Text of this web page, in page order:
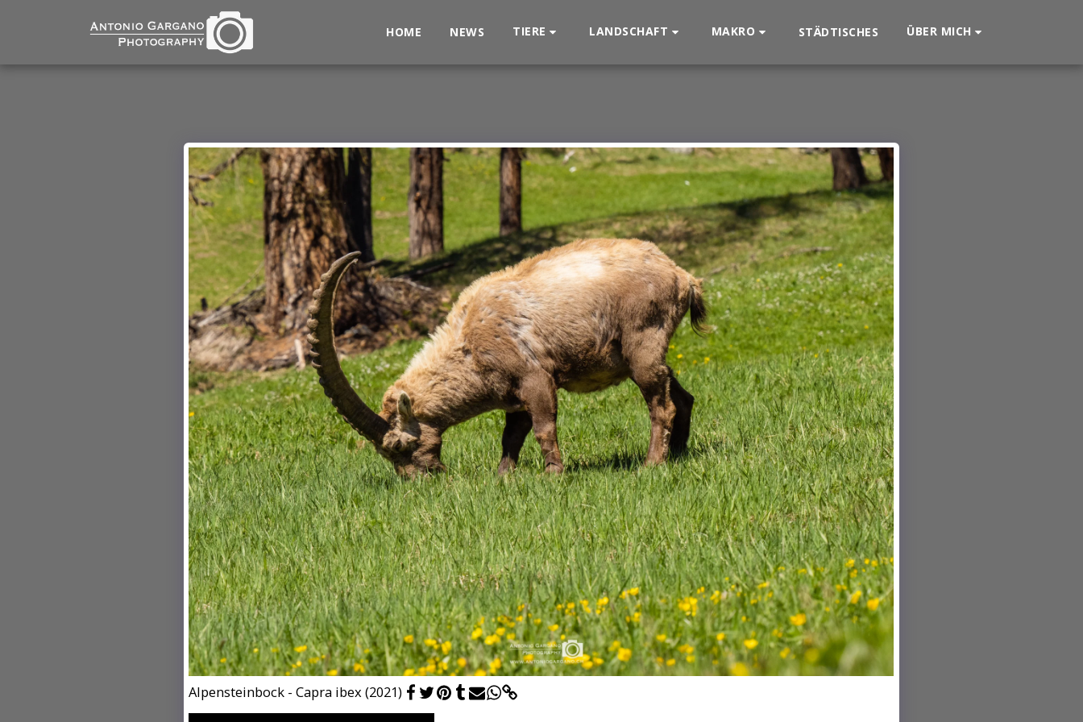
HOME NEWS TIERE LANDSCHAFT MAKRO STÄDTISCHES ÜBER MICH
Alpensteinbock - Capra ibex (2021)